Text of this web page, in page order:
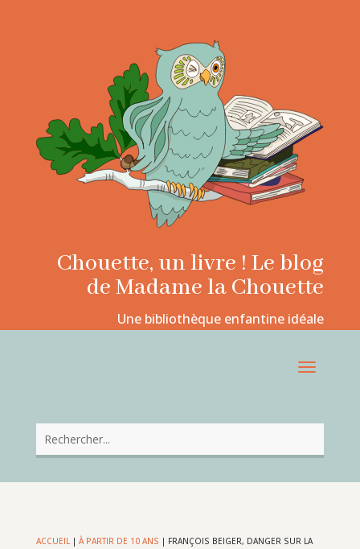
Chouette, un livre ! Le blog
de Madame la Chouette
Une bibliothèque enfantine idéale
ACCUEIL| À PARTIR DE 10 ANS | FRANÇOIS BEIGER, DANGER SUR LA